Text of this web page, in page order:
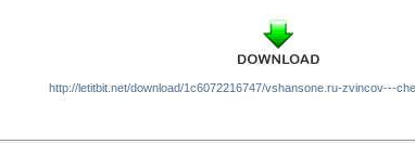
http://letitbit.net/download/1c6072216747/vshansone.ru-zvincov---